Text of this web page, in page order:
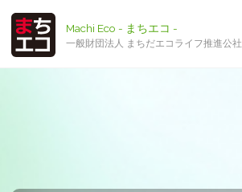
Machi Eco - まちエコ -
一般財団法人 まちだエコライフ推進公社